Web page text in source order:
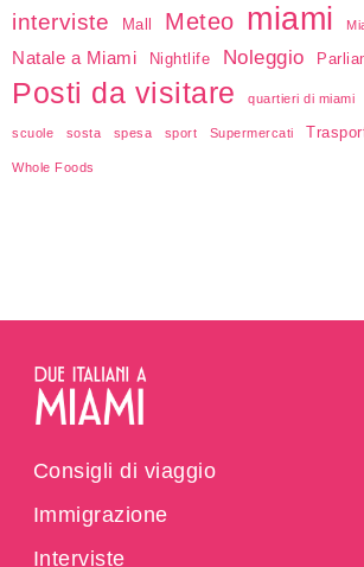
interviste Mall Meteo miami
Natale a Miami Nightlife Noleggio
Posti da visitare quartieri di miami
scuole sosta spesa sport Supermercati
Whole Foods
Consigli di viaggio
Immigrazione
Interviste